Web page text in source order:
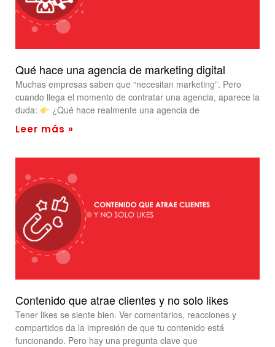
Qué hace una agencia de marketing digital
Muchas empresas saben que “necesitan marketing”. Pero
cuando llega el momento de contratar una agencia, aparece la
duda:
¿Qué hace realmente una agencia de
Leer más »
Contenido que atrae clientes y no solo likes
Tener likes se siente bien. Ver comentarios, reacciones y
compartidos da la impresión de que tu contenido está
funcionando. Pero hay una pregunta clave que